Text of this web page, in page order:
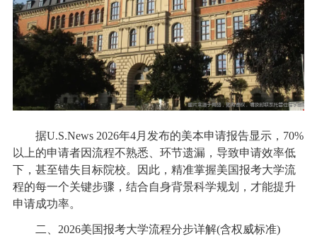
据U.S.News 2026年4月发布的美本申请报告显示，70%
以上的申请者因流程不熟悉、环节遗漏，导致申请效率低
下，甚至错失目标院校。因此，精准掌握美国报考大学流
程的每一个关键步骤，结合自身背景科学规划，才能提升
申请成功率。
二、2026美国报考大学流程分步详解(含权威标准)